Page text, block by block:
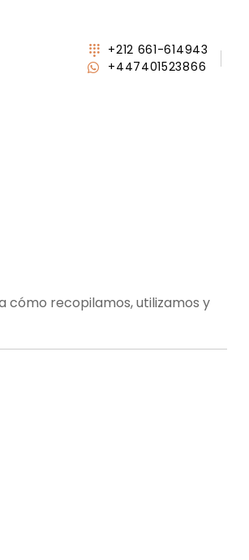
+212 661-614943
+447401523866
cómo recopilamos, utilizamos y